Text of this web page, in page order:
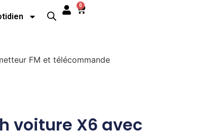
0
FM et télécommande
voiture X6 avec